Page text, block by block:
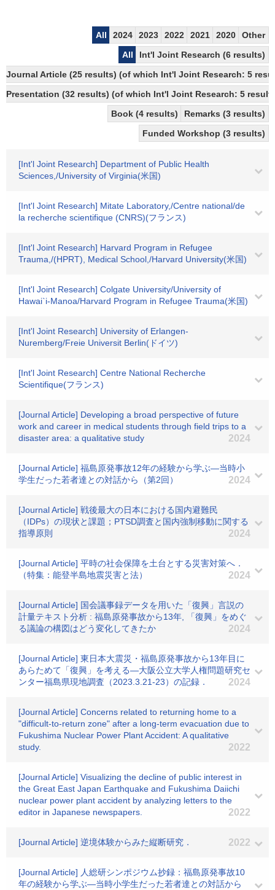
All 2024 2023 2022 2021 2020
Other
All
Int'l Joint Research (6 results)
Journal Article (25 results) (of which Int'l Joint Research: 5
Presentation (32 results) (of which Int'l Joint Research: 5
Book (4 results)
Remarks (3 results)
Funded Workshop (3 results)
[Int'l Joint Research] Department of Public Health
Sciences,/University of Virginia(米国)
[Int'l Joint Research] Mitate Laboratory,/Centre national/de
la recherche scientifique (CNRS)(フランス)
[Int'l Joint Research] Harvard Program in Refugee
Trauma,/(HPRT), Medical School,/Harvard University(米国)
[Int'l Joint Research] Colgate University/University of
Hawai`i-Manoa/Harvard Program in Refugee Trauma(米国)
[Int'l Joint Research] University of Erlangen-
Nuremberg/Freie Universit Berlin(ドイツ)
[Int'l Joint Research] Centre National Recherche
Scientifique(フランス)
[Journal Article] Developing a broad perspective of future
work and career in medical students through field trips to a
disaster area: a qualitative study
2024
[Journal Article] 福島原発事故12年の経験から学ぶ―当時小
学生だった若者達との対話から（第2回）
2024
[Journal Article] 戦後最大の日本における国内避難民
（IDPs）の現状と課題；PTSD調査と国内強制移動に関する
指導原則
2024
[Journal Article] 平時の社会保障を土台とする災害対策へ．
（特集：能登半島地震災害と法）
2024
[Journal Article] 国会議事録データを用いた「復興」言説の
計量テキスト分析 : 福島原発事故から13年, 「復興」をめぐ
る議論の構図はどう変化してきたか
2024
[Journal Article] 東日本大震災・福島原発事故から13年目に
あらためて「復興」を考える―大阪公立大学人権問題研究セ
ンター福島県現地調査（2023.3.21-23）の記録．
2024
[Journal Article] Concerns related to returning home to a
"difficult-to-return zone" after a long-term evacuation due to
Fukushima Nuclear Power Plant Accident: A qualitative
study.
2022
[Journal Article] Visualizing the decline of public interest in
the Great East Japan Earthquake and Fukushima Daiichi
nuclear power plant accident by analyzing letters to the
editor in Japanese newspapers.
2022
[Journal Article] 逆境体験からみた縦断研究． 2022
[Journal Article] 人総研シンポジウム抄録：福島原発事故10
年の経験から学ぶ―当時小学生だった若者達との対話から